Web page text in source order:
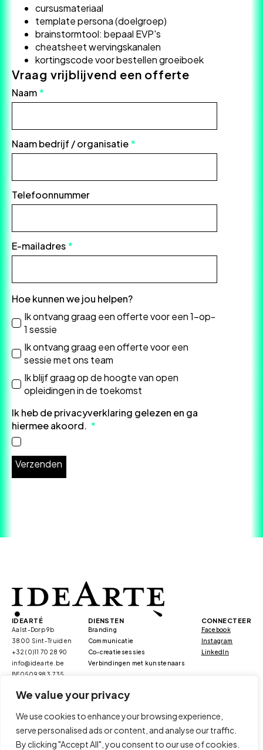
We value your privacy
We use cookies to enhance your browsing experience,
serve personalised ads or content, and analyse our traffic.
By clicking "Accept All", you consent to our use of cookies.
cursusmateriaal
template persona (doelgroep)
brainstormtool: bepaal EVP's
cheatsheet wervingskanalen
kortingscode voor bestellen groeiboek
Vraag vrijblijvend een offerte
Naam*
Naam bedrijf / organisatie*
Telefoonnummer
E-mailadres*
Hoe kunnen we jou helpen?
Ik ontvang graag een offerte voor een 1-op-
1 sessie
Ik ontvang graag een offerte voor een
sessie met ons team
Ik blijf graag op de hoogte van open
opleidingen in de toekomst
Ik heb de privacyverklaring gelezen en ga
hiermee akoord. *
Verzenden
IDEARTÉ
Aalst-Dorp 9b
3800 Sint-Truiden
+32 (0)11 70 28 90
info@idearte.be
BE0509.983.735
DIENSTEN
Branding
Communicatie
Co-creatiesessies
Verbindingen met kunstenaars
CONNECTEER
Facebook
Instagram
LinkedIn
/duurzaamheid
/kmo portefeuille